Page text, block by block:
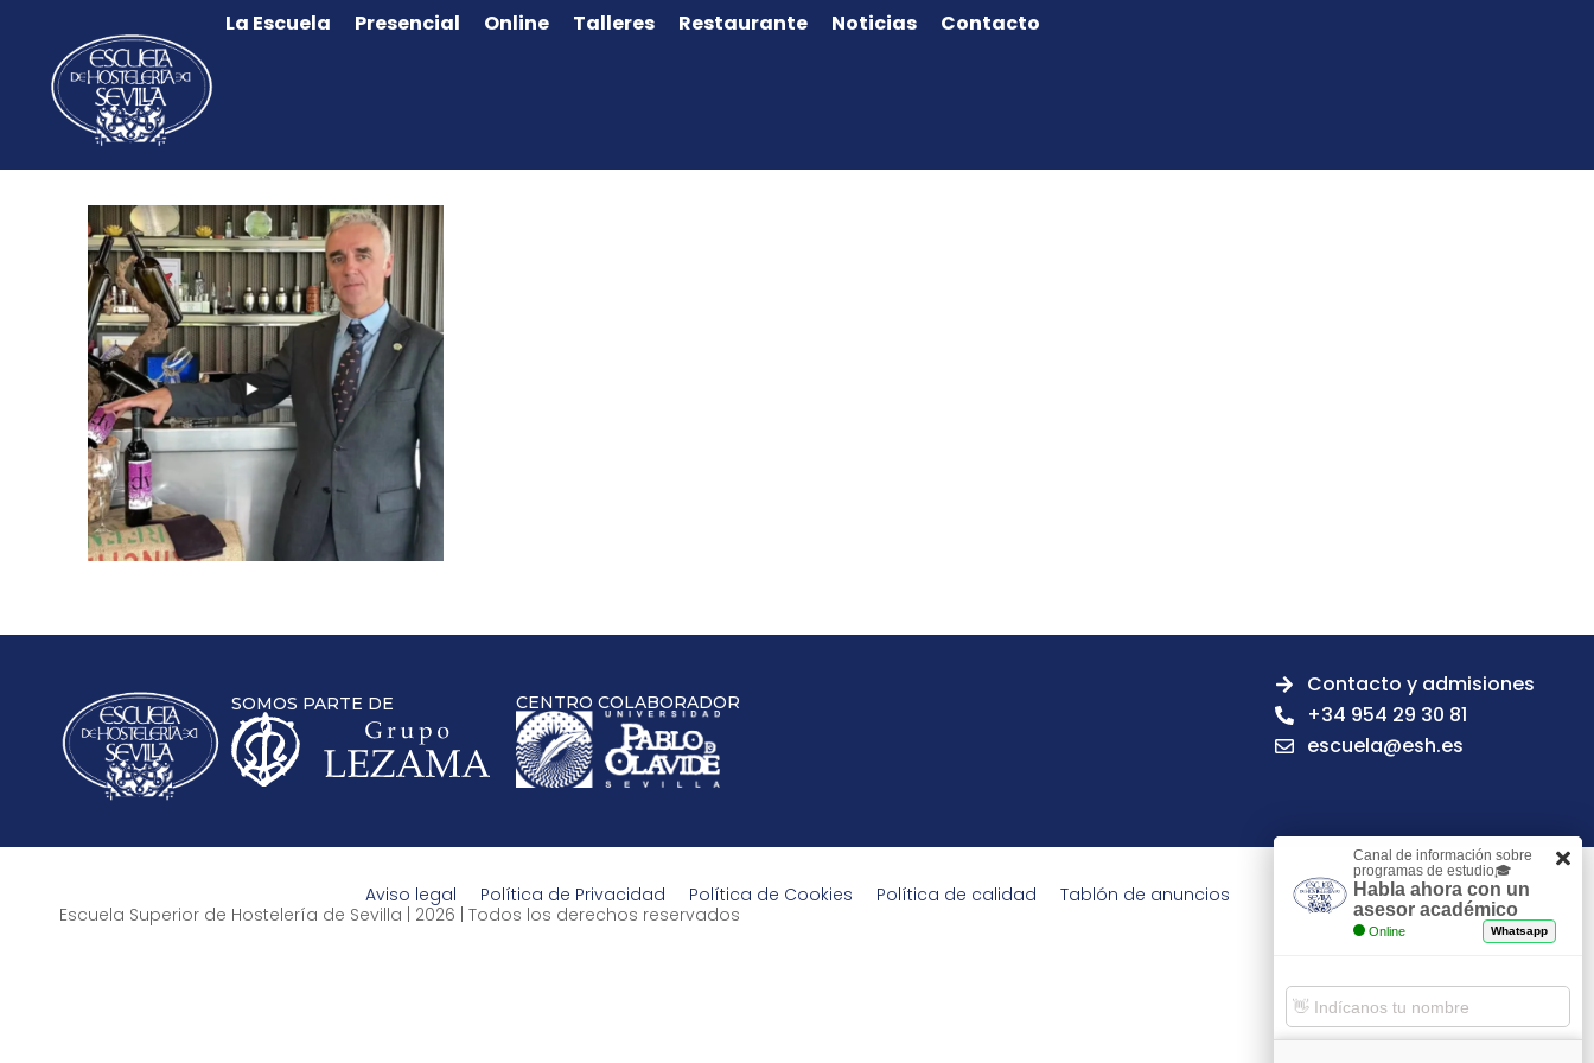
La Escuela Presencial Online Talleres Restaurante Noticias Contacto
SOMOS PARTE DE CENTRO COLABORADOR
Contacto y admisiones
+34 954 29 30 81
escuela@esh.es
Aviso legal Política de Privacidad Política de Cookies Política de calidad
Tablón de anuncios
Escuela Superior de Hostelería de Sevilla | 2026 | Todos los derechos reservados
Canal de información sobre
programas de estudio🎓
Habla ahora con un
asesor académico
Online Whatsapp